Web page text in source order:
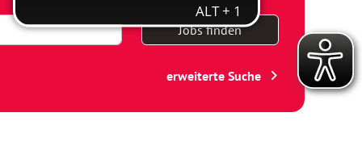
Jobs finden
erweiterte Suche